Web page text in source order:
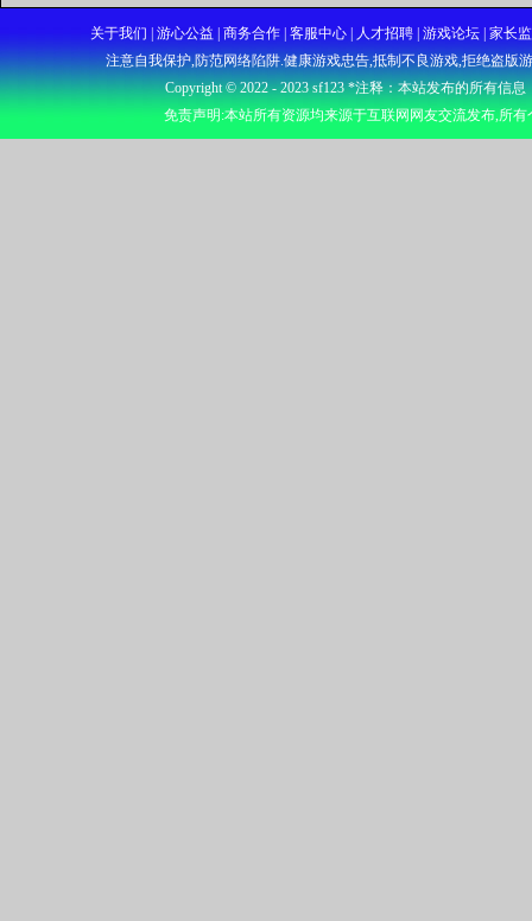
关于我们 | 游心公益 | 商务合作 | 客服中心 | 人才招聘 | 游戏论坛 | 家
注意自我保护,防范网络陷阱.健康游戏忠告,抵制不良游戏,拒绝盗版
Copyright © 2022 - 2023sf123*注释：本站发布的所有信息
免责声明:本站所有资源均来源于互联网网友交流发布,所